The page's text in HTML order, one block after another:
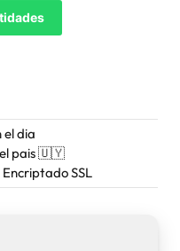
el dia
el pais 🇺🇾
SSL